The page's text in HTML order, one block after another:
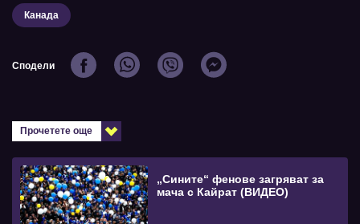
Канада
Сподели
Прочетете още
„Сините“ фенове загряват за
мача с Кайрат (ВИДЕО)